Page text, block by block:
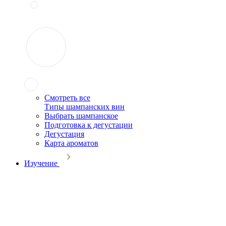
Смотреть все
Типы шампанских вин
Выбрать шампанское
Подготовка к дегустации
Дегустация
Карта ароматов
Изучение